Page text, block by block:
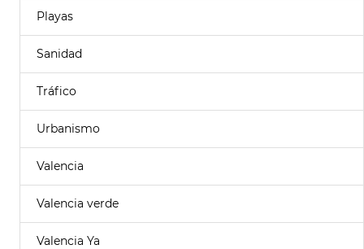
Playas
Sanidad
Tráfico
Urbanismo
Valencia
Valencia verde
Valencia Ya